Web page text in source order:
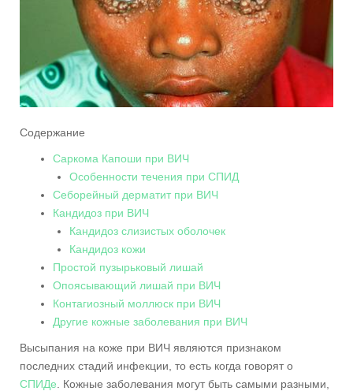
Содержание
Саркома Капоши при ВИЧ
Особенности течения при СПИД
Себорейный дерматит при ВИЧ
Кандидоз при ВИЧ
Кандидоз слизистых оболочек
Кандидоз кожи
Простой пузырьковый лишай
Опоясывающий лишай при ВИЧ
Контагиозный моллюск при ВИЧ
Другие кожные заболевания при ВИЧ
Высыпания на коже при ВИЧ являются признаком
последних стадий инфекции, то есть когда говорят о
СПИДе . Кожные заболевания могут быть самыми разными,